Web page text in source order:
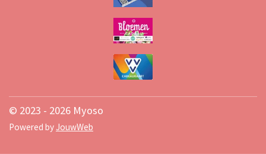
© 2023 - 2026 Myoso
Powered byJouwWeb